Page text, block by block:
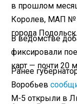
в прошлом
Королев, МАП №
города Подольск.
В ведомстве
фиксировали
карт — почти 20
Ранее
Воробьев
М-5 открыли в